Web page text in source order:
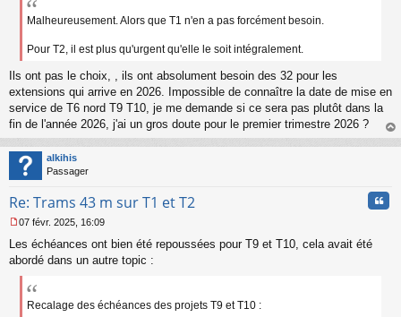
e
n
o
l
u
Malheureusement. Alors que T1 n'en a pas forcément besoin.
Pour T2, il est plus qu'urgent qu'elle le soit intégralement.
Ils ont pas le choix, , ils ont absolument besoin des 32 pour les
extensions qui arrive en 2026. Impossible de connaître la date de mise en
service de T6 nord T9 T10, je me demande si ce sera pas plutôt dans la
fin de l'année 2026, j'ai un gros doute pour le premier trimestre 2026 ?
au
alkihis
Passager
Re: Trams 43 m sur T1 et T2
e
s
07 févr. 2025, 16:09
Les échéances ont bien été repoussées pour T9 et T10, cela avait été
abordé dans un autre topic :
Recalage des échéances des projets T9 et T10 :